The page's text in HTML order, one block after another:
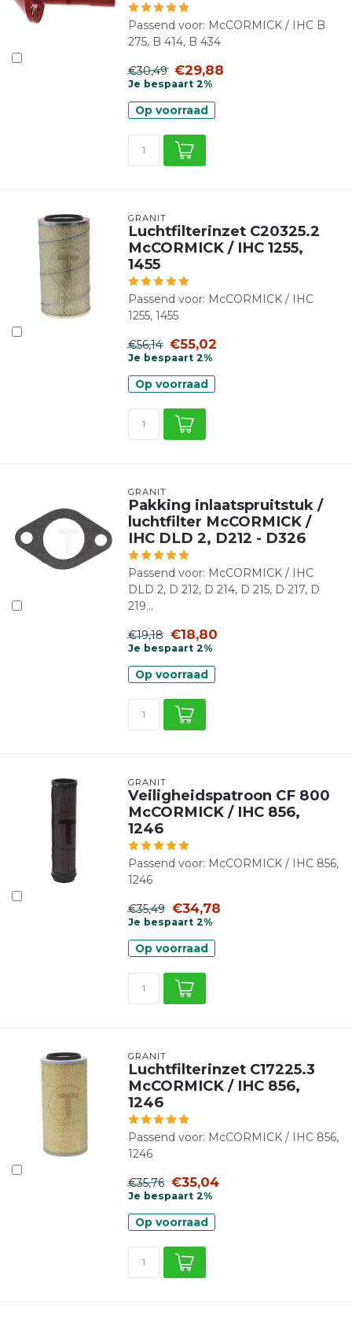
Passend voor: McCORMICK / IHC B
275, B 414, B 434
€30,49 €29,88
Je bespaart 2%
Op voorraad
GRANIT
Luchtfilterinzet C20325.2
McCORMICK / IHC 1255,
1455
Passend voor: McCORMICK / IHC
1255, 1455
€56,14 €55,02
Je bespaart 2%
Op voorraad
GRANIT
Pakking inlaatspruitstuk /
luchtfilter McCORMICK /
IHC DLD 2, D212 - D326
Passend voor: McCORMICK / IHC
DLD 2, D 212, D 214, D 215, D 217, D
219...
€19,18 €18,80
Je bespaart 2%
Op voorraad
GRANIT
Veiligheidspatroon CF 800
McCORMICK / IHC 856,
1246
Passend voor: McCORMICK / IHC 856,
1246
€35,49 €34,78
Je bespaart 2%
Op voorraad
GRANIT
Luchtfilterinzet C17225.3
McCORMICK / IHC 856,
1246
Passend voor: McCORMICK / IHC 856,
1246
€35,76 €35,04
Je bespaart 2%
Op voorraad